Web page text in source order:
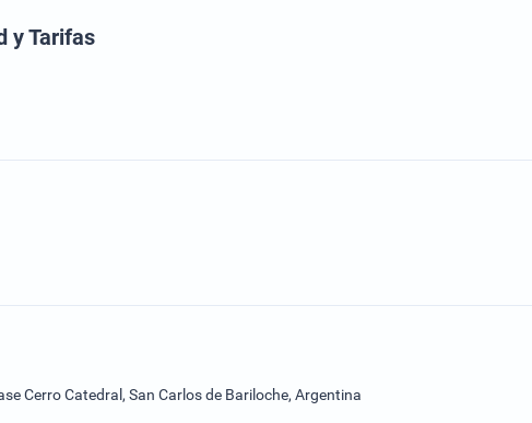
y Tarifas
Cerro Catedral, San Carlos de Bariloche, Argentina